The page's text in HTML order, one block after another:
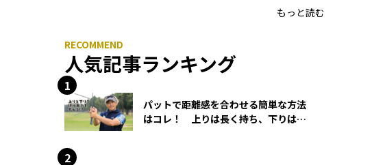
もっと読む
人気記事ランキング
パットで距離感を合わせる簡単な方法
はコレ！ 上りは長く持ち、下りは短